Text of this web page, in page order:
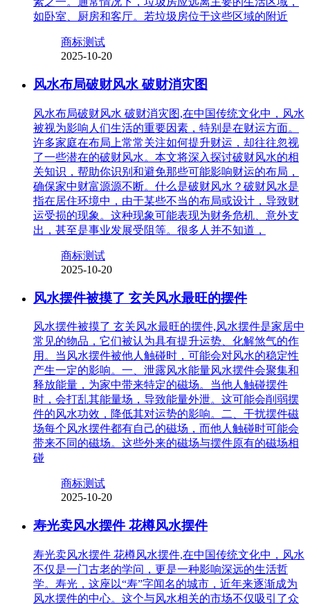
如卧室、厨房和客厅。若垃圾房位于这些区域的附近
商标测试
2025-10-20
风水布局破财风水 破财消灾图
风水布局破财风水 破财消灾图,在中国传统文化中，风水
被视为影响人们生活的重要因素，特别是在财运方面。
许多家庭在布局上常常关注如何提升财运，却往往忽视
了一些潜在的破财风水。本文将深入探讨破财风水的相
关知识，帮助你识别和避免那些可能影响财运的布局，
确保家中财富源源不断。什么是破财风水？破财风水是
指在居住环境中，由于某些不当的布局或设计，导致财
运受损的现象。这种现象可能表现为财务危机、意外支
出，甚至是事业发展受阻等。很多人并不知道，
商标测试
2025-10-20
风水摆件被摸了 玄关风水最旺的摆件
风水摆件被摸了 玄关风水最旺的摆件,风水摆件是家居中
常见的物品，它们被认为具有提升运势、化解煞气的作
用。当风水摆件被他人触碰时，可能会对风水的稳定性
产生一定的影响。一、泄露风水能量风水摆件会聚集和
释放能量，为家中带来特定的磁场。当他人触碰摆件
时，会打乱其能量场，导致能量外泄。这可能会削弱摆
件的风水功效，降低其对运势的影响。二、干扰摆件磁
场每个风水摆件都有自己的磁场，而他人触碰时可能会
带来不同的磁场。这些外来的磁场与摆件原有的磁场相
碰
商标测试
2025-10-20
寿光卖风水摆件 花樽风水摆件
寿光卖风水摆件 花樽风水摆件,在中国传统文化中，风水
不仅是一门古老的学问，更是一种影响深远的生活哲
学。寿光，这座以“寿”字闻名的城市，近年来逐渐成为
风水摆件的中心。这个与风水相关的市场不仅吸引了众